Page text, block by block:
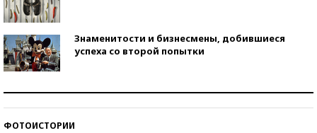
Знаменитости и бизнесмены, добившиеся
успеха со второй попытки
ФОТОИСТОРИИ